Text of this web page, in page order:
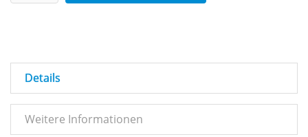
Details
Weitere Informationen